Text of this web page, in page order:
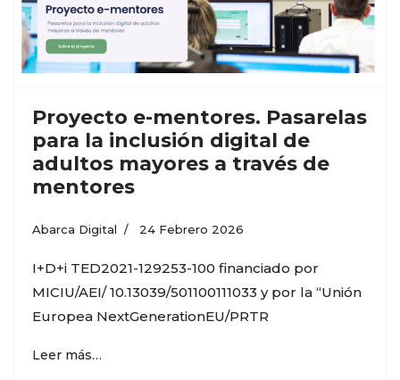
Proyecto e-mentores. Pasarelas
para la inclusión digital de
adultos mayores a través de
mentores
Abarca Digital 24 Febrero 2026
I+D+i TED2021-129253-100 financiado por
MICIU/AEI/ 10.13039/501100111033 y por la “Unión
Europea NextGenerationEU/PRTR
Leer más…